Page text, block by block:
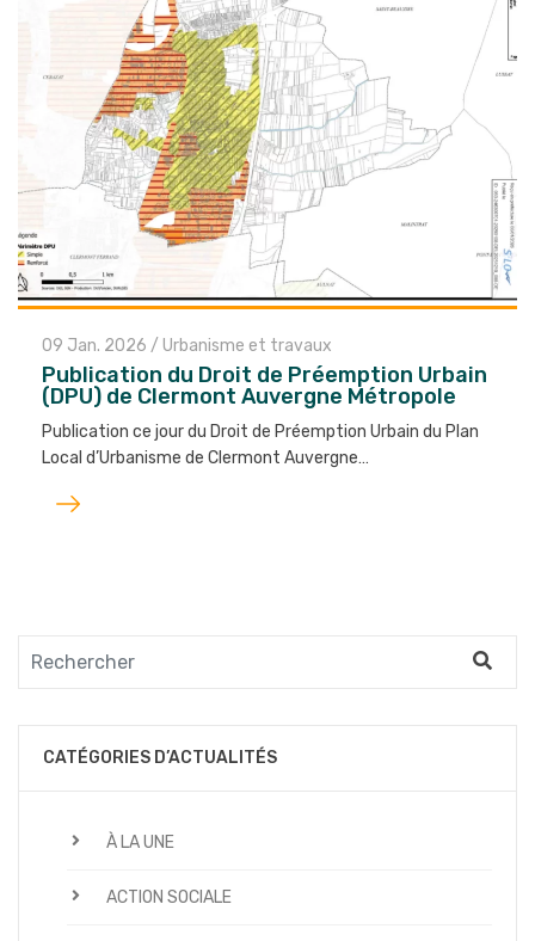
09 Jan. 2026 / Urbanisme et travaux
Publication du Droit de Préemption Urbain
(DPU) de Clermont Auvergne Métropole
Publication ce jour du Droit de Préemption Urbain du Plan
Local d’Urbanisme de Clermont Auvergne…
Lire
l'article
CATÉGORIES D’ACTUALITÉS
À LA UNE
ACTION SOCIALE